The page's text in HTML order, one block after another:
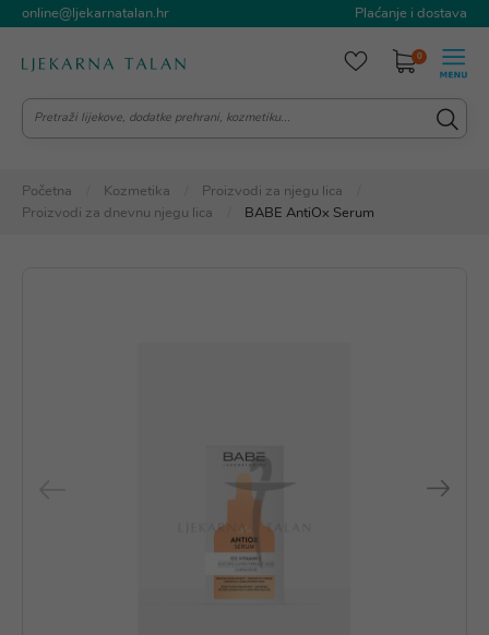
online@ljekarnatalan.hr Plaćanje i dostava
0
Početna Kozmetika
Proizvodi za njegu lica
Proizvodi za dnevnu njegu lica
BABE AntiOx Serum